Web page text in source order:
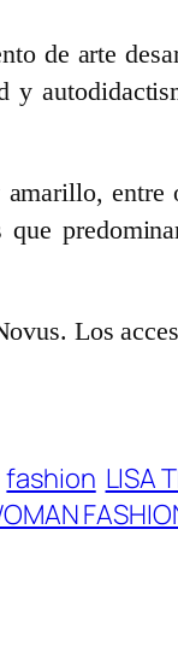
de arte
y
Los
fashion LISA